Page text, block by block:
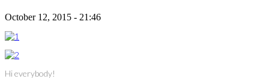
October 12, 2015 - 21:46
Hi everybody!